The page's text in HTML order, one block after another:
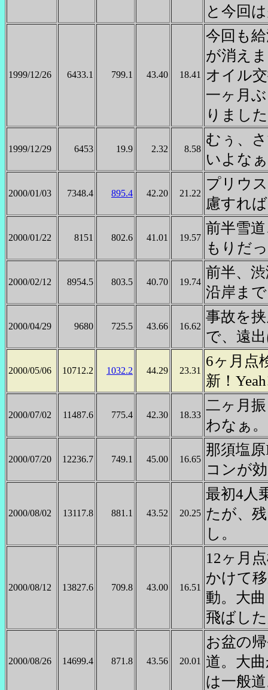
と今回
1999/12/26 6433.1 799.1 43.40 18.41
今回も
が消え
オイル
一ヶ月
りまし
1999/12/29 6453 19.9 2.32 8.58
むぅ、
いよな
2000/01/03 7348.4 895.4 42.20 21.22
プリウ
慮すれ
2000/01/22 8151 802.6 41.01 19.57
前半雪
もりだ
2000/02/12 8954.5 803.5 40.70 19.74
前半、
沿岸ま
2000/04/29 9680 725.5 43.66 16.62
事故を
で、遠
2000/05/06 10712.2 1032.2 44.29 23.31
6ヶ月点
新！
2000/07/02 11487.6 775.4 42.30 18.33
二ヶ月
わなぁ。
2000/07/20 12236.7 749.1 45.00 16.65
那須塩
コンが
2000/08/02 13117.8 881.1 43.52 20.25
最初4人
たが、
し。
2000/08/12 13827.6 709.8 43.00 16.51
12ヶ月
かけて
動。大
飛ばし
2000/08/26 14699.4 871.8 43.56 20.01
お盆の
道。大
は一般